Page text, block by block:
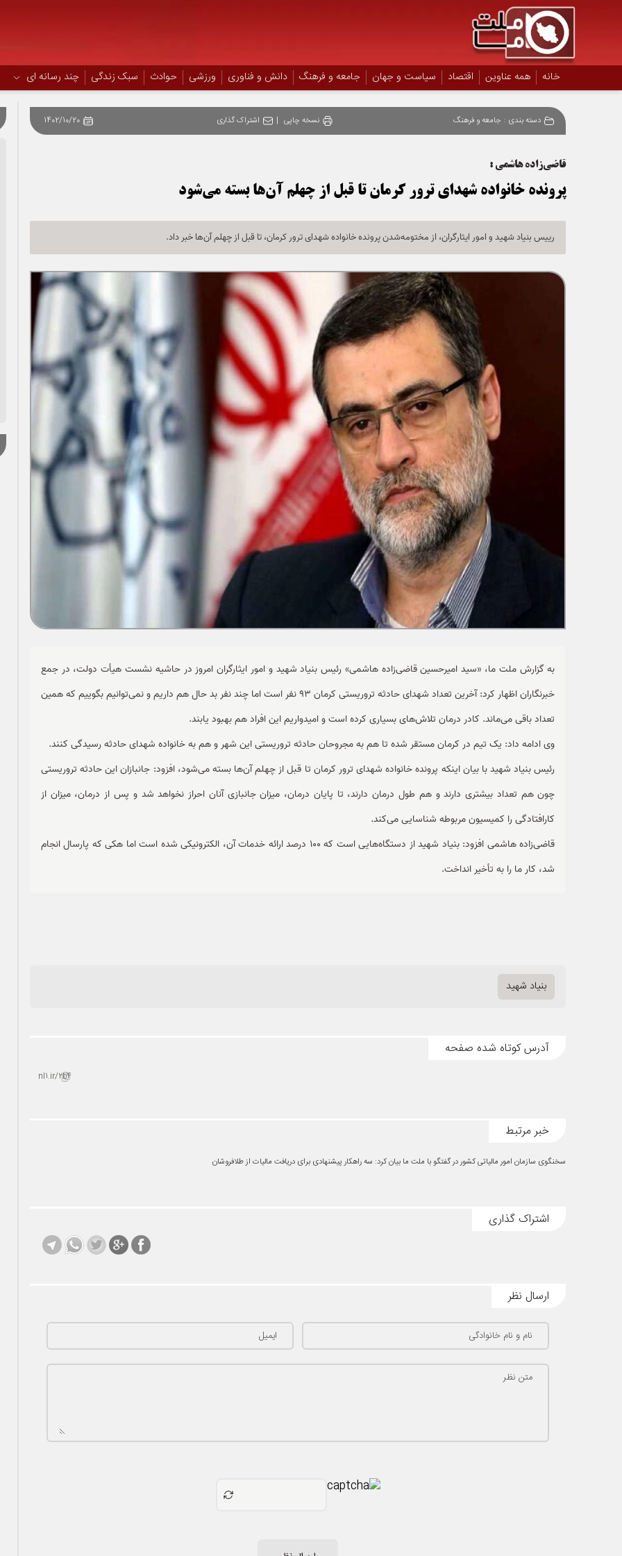
خانه همه عناوین اقتصاد سیاست و جهان جامعه و فرهنگ دانش و فناوری ورزشی حوادث سبک زندگی چند رسانه ای
دسته بندی : جامعه و فرهنگ نسخه چاپی | اشتراک گذاری 1402/10/20
قاضی‌زاده هاشمی :
پرونده خانواده شهدای ترور کرمان تا قبل از چهلم آن‌ها بسته می‌شود
رییس بنیاد شهید و امور ایثارگران، از مختومه‌شدن پرونده خانواده شهدای ترور کرمان، تا قبل از چهلم آن‌ها خبر داد.
به گزارش ملت ما، «سید امیرحسین قاضی‌زاده هاشمی» رئیس بنیاد شهید و امور ایثارگران امروز در حاشیه نشست هیأت دولت، در جمع
خبرنگاران اظهار کرد: آخرین تعداد شهدای حادثه تروریستی کرمان 93 نفر است اما چند نفر بد حال هم داریم و نمی‌توانیم بگوییم که همین
تعداد باقی می‌ماند. کادر درمان تلاش‌های بسیاری کرده است و امیدواریم این افراد هم بهبود یابند.
وی ادامه داد: یک تیم در کرمان مستقر شده تا هم به مجروحان حادثه تروریستی این شهر و هم به خانواده شهدای حادثه رسیدگی کنند.
رئیس بنیاد شهید با بیان اینکه پرونده خانواده شهدای ترور کرمان تا قبل از چهلم آن‌ها بسته می‌شود، افزود: جانبازان این حادثه تروریستی
چون هم تعداد بیشتری دارند و هم طول درمان دارند، تا پایان درمان، میزان جانبازی آنان احراز نخواهد شد و پس از درمان، میزان از
کارافتادگی را کمیسیون مربوطه شناسایی می‌کند.
قاضی‌زاده هاشمی افزود: بنیاد شهید از دستگاه‌هایی است که 100 درصد ارائه خدمات آن، الکترونیکی شده است اما هکی که پارسال انجام
شد، کار ما را به تأخیر انداخت.
بنیاد شهید
آدرس کوتاه شده صفحه
nl1.ir/2b4
خبر مرتبط
سخنگوی سازمان امور مالیاتی کشور در گفتگو با ملت ما بیان کرد: سه راهکار پیشنهادی برای دریافت مالیات از طلافروشان
اشتراک گذاری
ارسال نظر
نام و نام خانوادگی ایمیل
متن نظر